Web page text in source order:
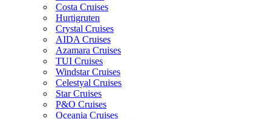
Costa Cruises
Hurtigruten
Crystal Cruises
AIDA Cruises
Azamara Cruises
TUI Cruises
Windstar Cruises
Celestyal Cruises
Star Cruises
P&O Cruises
Oceania Cruises